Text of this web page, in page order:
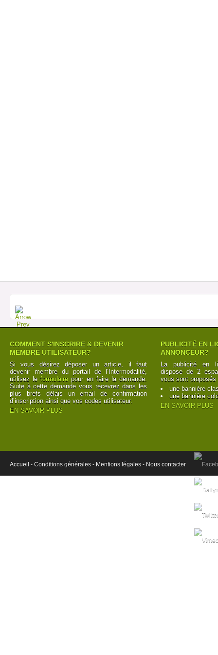
COMMENT S'INSCRIRE & DEVENIR
MEMBRE UTILISATEUR?
Si vous désirez déposer un article, il faut
devenir membre du portail de l’Intermodalité,
utilisez leformulaire pour en faire la demande.
Suite à cette demande vous recevrez dans les
plus brefs délais un email de confirmation
d’inscription ainsi que vos codes utilisateur.
EN SAVOIR PLUS
PUBLICITÉ EN
ANNONCEUR?
La publicité en
dispose de 2
vous sont proposés
une bannière
une bannière
EN SAVOIR PLUS
Accueil - Conditions générales - Mentions légales - Nous contacter